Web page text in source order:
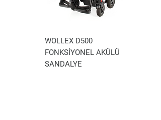
WOLLEX D500
FONKSİYONEL AKÜLÜ
SANDALYE